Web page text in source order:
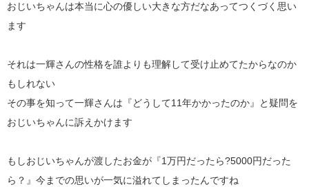
おじいちゃんは本当に心の優しい大きな方だなあってつくづく思い
ます
それは一輝さんの性格を誰よりも理解して受け止めてたからなのか
もしれない
その事を知って一輝さんは『どうして11年かかったのか』と疑問を
おじいちゃんに訴えかけます
もしおじいちゃんが渡したお金が『1万円だったら?5000円だった
ら？』今までの思いが一気に溢れてしまったんですね